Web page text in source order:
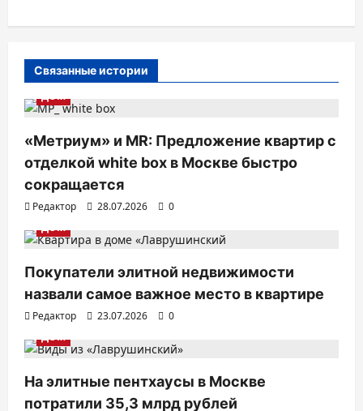
я
п
о
з
а
п
и
с
Связанные истории
ДОМ
«Метриум» и MR: Предложение квартир с
отделкой white box в Москве быстро
сокращается
Редактор 28.07.2026
0
ДОМ
Покупатели элитной недвижимости
назвали самое важное место в квартире
Редактор 23.07.2026
0
ДОМ
На элитные пентхаусы в Москве
потратили 35,3 млрд рублей